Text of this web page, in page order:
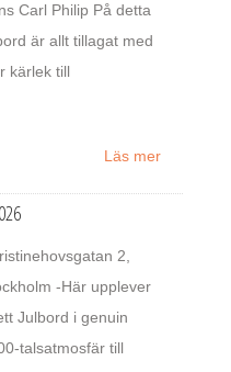
Carl Philip På detta
är allt tillagat med
kärlek till
Läs mer
2,
-Här upplever
Julbord i genuin
talsatmosfär till